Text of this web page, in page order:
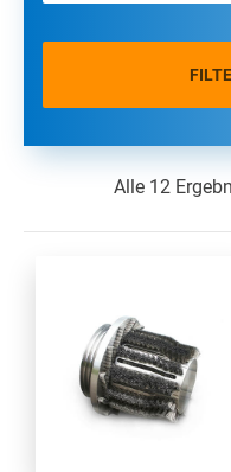
Alle 12